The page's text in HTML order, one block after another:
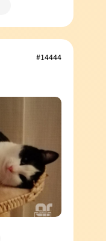
#14444